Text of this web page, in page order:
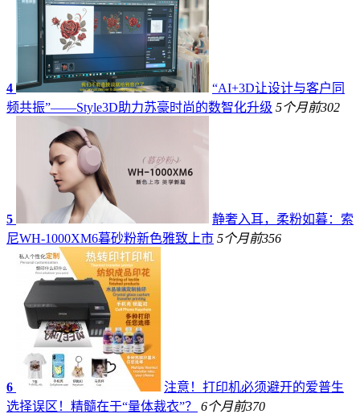
4
“AI+3D让设计与客户同
频共振”——Style3D助力苏豪时尚的数智化升级 5个月前302
5
静奢入耳，柔粉如暮：索
尼WH-1000XM6暮砂粉新色雅致上市 5个月前356
6
注意！打印机必须避开的爱普生
选择误区！精髓在于“量体裁衣”？
6个月前370